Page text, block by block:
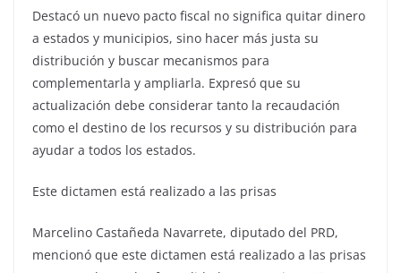
Destacó un nuevo pacto fiscal no significa quitar dinero
a estados y municipios, sino hacer más justa su
distribución y buscar mecanismos para
complementarla y ampliarla. Expresó que su
actualización debe considerar tanto la recaudación
como el destino de los recursos y su distribución para
ayudar a todos los estados.
Este dictamen está realizado a las prisas
Marcelino Castañeda Navarrete, diputado del PRD,
mencionó que este dictamen está realizado a las prisas